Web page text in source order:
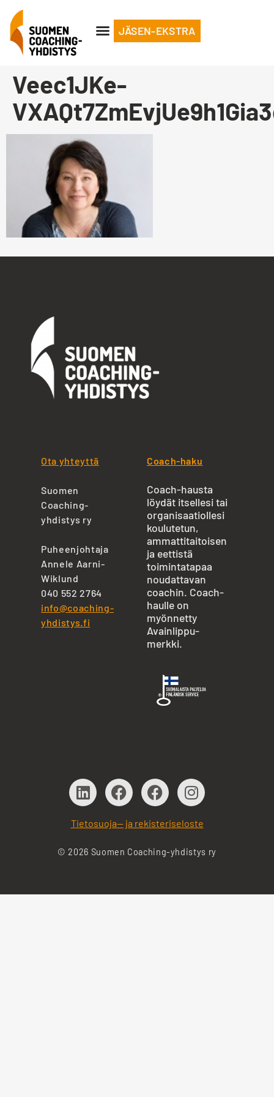
JÄSEN-EKSTRA
Veec1JKe-
Ota yhteyttä
Suomen
Coaching-
yhdistys ry
Puheenjohtaja
Annele Aarni-
Wiklund
040 552 2764
info@coaching-
yhdistys.fi
Coach-haku
Coach-hausta
löydät itsellesi tai
organisaatiollesi
koulutetun,
ammattitaitoisen
ja eettistä
toimintatapaa
noudattavan
coachin. Coach-
haulle on
myönnetty
Avainlippu-
merkki.
Tietosuoja— ja rekisteriseloste
© 2026 Suomen Coaching-yhdistys ry